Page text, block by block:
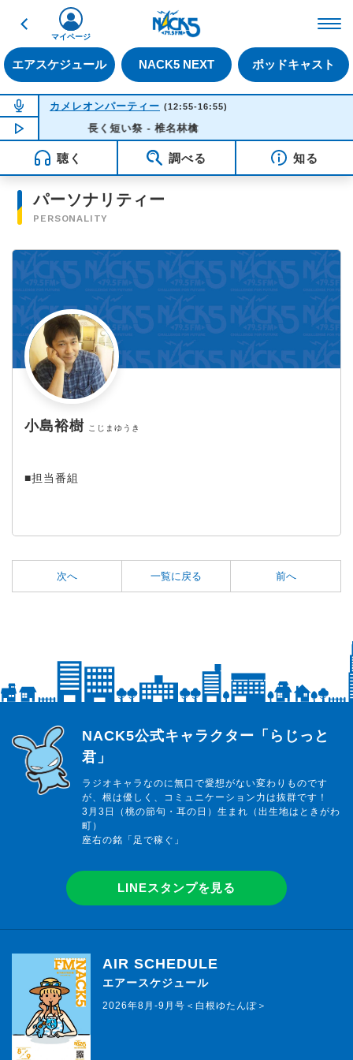
戻る
エアスケジュール NACK5 NEXT ポッドキャスト
マイページ
NOW ON AIR
カメレオンパーティー (12:55-16:55)
NOW PLAYING16:35
長く短い祭 - 椎名林檎
聴く 調べる 知る
パーソナリティー
PERSONALITY
小島裕樹 こじまゆうき
■担当番組
次へ 一覧に戻る 前へ
らじっと君
NACK5公式キャラクター「らじっと
君」
ラジオキャラなのに無口で愛想がない変わりものです
が、根は優しく、コミュニケーション力は抜群です！
3月3日（桃の節句・耳の日）生まれ（出生地はときがわ
町）
座右の銘「足で稼ぐ」
LINEスタンプを見る
AIR SCHEDULE
エアースケジュール
2026年8月-9月号＜白根ゆたんぽ＞